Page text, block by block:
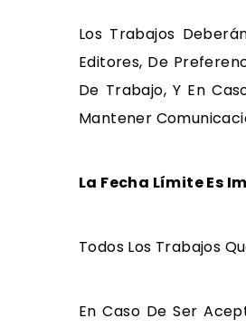
Los Trabajos
Editores, De
De Trabajo, Y En
Mantener
La Fecha Límite Es
Todos Los Trabajos
En Caso De Ser